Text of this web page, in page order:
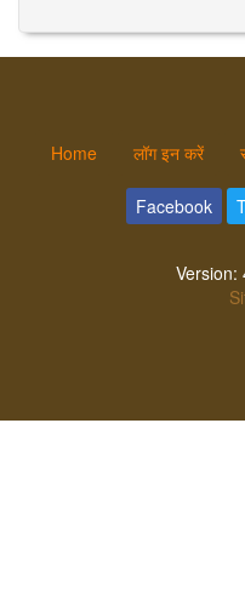
Home लॉग इन करें
Facebook
Version: